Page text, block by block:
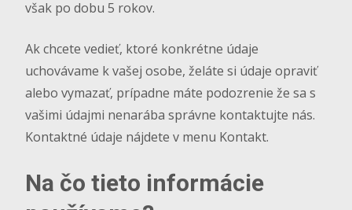
však po dobu 5 rokov.
Ak chcete vedieť, ktoré konkrétne údaje
uchovávame k vašej osobe, želáte si údaje opraviť
alebo vymazať, prípadne máte podozrenie že sa s
vašimi údajmi nenarába správne kontaktujte nás.
Kontaktné údaje nájdete v menu Kontakt.
Na čo tieto informácie